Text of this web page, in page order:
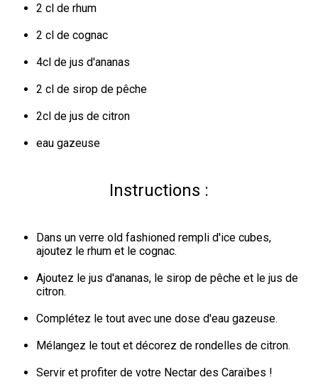
2 cl de rhum
2 cl de cognac
4cl de jus d'ananas
2 cl de sirop de pêche
2cl de jus de citron
eau gazeuse
Instructions :
Dans un verre old fashioned rempli d'ice cubes,
ajoutez le rhum et le cognac.
Ajoutez le jus d'ananas, le sirop de pêche et le jus de
citron.
Complétez le tout avec une dose d'eau gazeuse.
Mélangez le tout et décorez de rondelles de citron.
Servir et profiter de votre Nectar des Caraïbes !